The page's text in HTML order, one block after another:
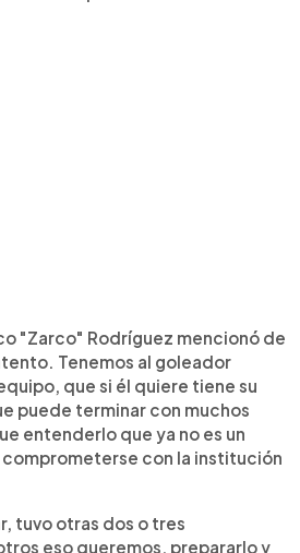
"Zarco" Rodríguez mencionó de
Tenemos al goleador
que si él quiere tiene su
puede terminar con muchos
entenderlo que ya no es un
con la institución
tuvo otras dos o tres
eso queremos, prepararlo y